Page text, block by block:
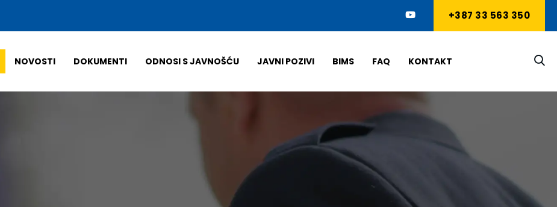
+387 33 563 350
NOVOSTI DOKUMENTI ODNOSI S JAVNOŠĆU JAVNI POZIVI BIMS FAQ KONTAKT